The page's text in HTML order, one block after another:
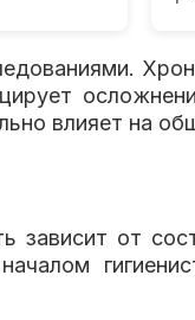
влияет на
зависит от